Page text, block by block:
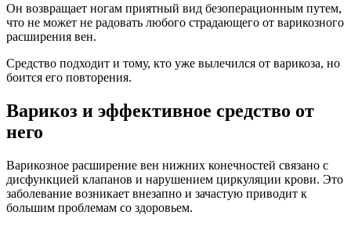
Он возвращает ногам приятный вид безоперационным путем,
что не может не радовать любого страдающего от варикозного
расширения вен.
Средство подходит и тому, кто уже вылечился от варикоза, но
боится его повторения.
Варикоз и эффективное средство от
него
Варикозное расширение вен нижних конечностей связано с
дисфункцией клапанов и нарушением циркуляции крови. Это
заболевание возникает внезапно и зачастую приводит к
большим проблемам со здоровьем.